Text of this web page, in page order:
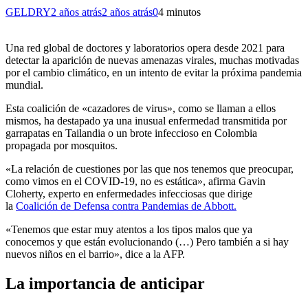
GELDRY2 años atrás2 años atrás04 minutos
Una red global de doctores y laboratorios opera desde 2021 para
detectar la aparición de nuevas amenazas virales, muchas motivadas
por el cambio climático, en un intento de evitar la próxima pandemia
mundial.
Esta coalición de «cazadores de virus», como se llaman a ellos
mismos, ha destapado ya una inusual enfermedad transmitida por
garrapatas en Tailandia o un brote infeccioso en Colombia
propagada por mosquitos.
«La relación de cuestiones por las que nos tenemos que preocupar,
como vimos en el COVID-19, no es estática», afirma Gavin
Cloherty, experto en enfermedades infecciosas que dirige
la Coalición de Defensa contra Pandemias de Abbott.
«Tenemos que estar muy atentos a los tipos malos que ya
conocemos y que están evolucionando (…) Pero también a si hay
nuevos niños en el barrio», dice a la AFP.
La importancia de anticipar